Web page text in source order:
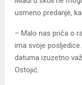
usmeno predanje,
– Malo nas priča o
ima svoje
datuma izuzetno
Ostojić.